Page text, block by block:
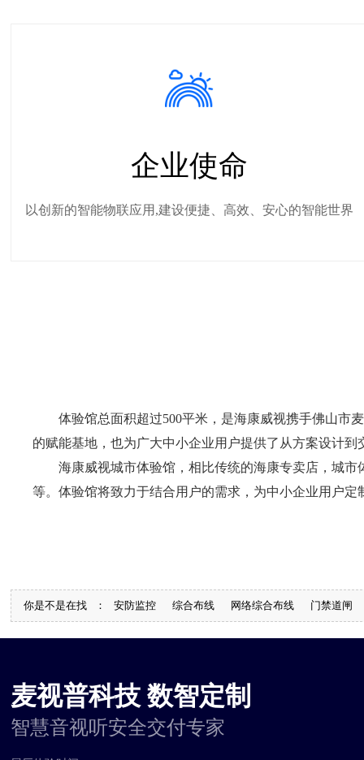
企业使命
以创新的智能物联应用,建设便捷、高效、安心的智能世界
体验馆总面积超过500平米，是海康威视携手佛山市
的赋能基地，也为广大中小企业用户提供了从方案设计
海康威视城市体验馆，相比传统的海康专卖店，城
等。体验馆将致力于结合用户的需求，为中小企业用户
你是不是在找 ： 安防监控 综合布线 网络综合布线 门禁道闸
麦视普科技 数智定制
智慧音视听安全交付专家